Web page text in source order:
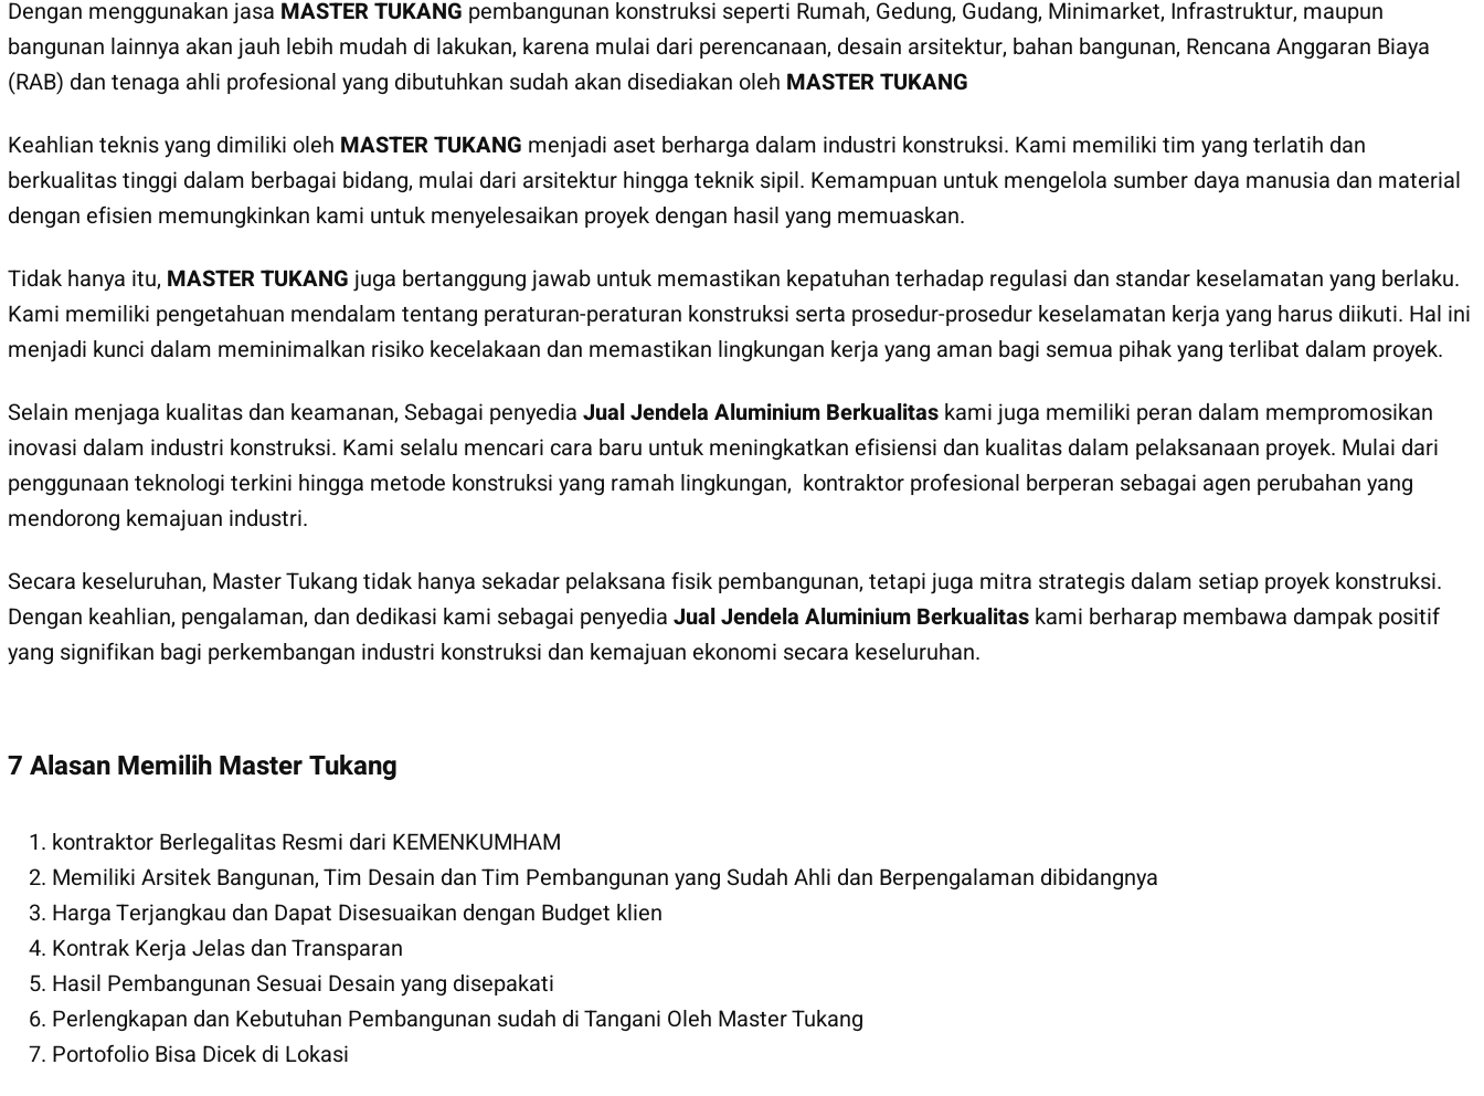
Dengan menggunakan jasa MASTER TUKANG pembangunan konstruksi seperti Rumah, Gedung, Gudang, Minimarket, Infrastruktur, maupun
bangunan lainnya akan jauh lebih mudah di lakukan, karena mulai dari perencanaan, desain arsitektur, bahan bangunan, Rencana Anggaran Biaya
(RAB) dan tenaga ahli profesional yang dibutuhkan sudah akan disediakan oleh MASTER TUKANG
Keahlian teknis yang dimiliki oleh MASTER TUKANG menjadi aset berharga dalam industri konstruksi. Kami memiliki tim yang terlatih dan
berkualitas tinggi dalam berbagai bidang, mulai dari arsitektur hingga teknik sipil. Kemampuan untuk mengelola sumber daya manusia dan material
dengan efisien memungkinkan kami untuk menyelesaikan proyek dengan hasil yang memuaskan.
Tidak hanya itu, MASTER TUKANG juga bertanggung jawab untuk memastikan kepatuhan terhadap regulasi dan standar keselamatan yang berlaku.
Kami memiliki pengetahuan mendalam tentang peraturan-peraturan konstruksi serta prosedur-prosedur keselamatan kerja yang harus diikuti. Hal ini
menjadi kunci dalam meminimalkan risiko kecelakaan dan memastikan lingkungan kerja yang aman bagi semua pihak yang terlibat dalam proyek.
Selain menjaga kualitas dan keamanan, Sebagai penyediaJual Jendela Aluminium Berkualitas kami juga memiliki peran dalam mempromosikan
inovasi dalam industri konstruksi. Kami selalu mencari cara baru untuk meningkatkan efisiensi dan kualitas dalam pelaksanaan proyek. Mulai dari
penggunaan teknologi terkini hingga metode konstruksi yang ramah lingkungan, kontraktor profesional berperan sebagai agen perubahan yang
mendorong kemajuan industri.
Secara keseluruhan, Master Tukang tidak hanya sekadar pelaksana fisik pembangunan, tetapi juga mitra strategis dalam setiap proyek konstruksi.
Dengan keahlian, pengalaman, dan dedikasi kami sebagai penyediaJual Jendela Aluminium Berkualitas kami berharap membawa dampak positif
yang signifikan bagi perkembangan industri konstruksi dan kemajuan ekonomi secara keseluruhan.
7 Alasan Memilih Master Tukang
kontraktor Berlegalitas Resmi dari KEMENKUMHAM
Memiliki Arsitek Bangunan, Tim Desain dan Tim Pembangunan yang Sudah Ahli dan Berpengalaman dibidangnya
Harga Terjangkau dan Dapat Disesuaikan dengan Budget klien
Kontrak Kerja Jelas dan Transparan
Hasil Pembangunan Sesuai Desain yang disepakati
Perlengkapan dan Kebutuhan Pembangunan sudah di Tangani Oleh Master Tukang
Portofolio Bisa Dicek di Lokasi